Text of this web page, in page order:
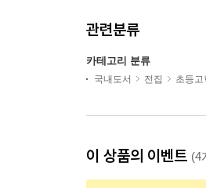
관련분류
카테고리 분류
국내도서 전집 초등고
이 상품의 이벤트 (4